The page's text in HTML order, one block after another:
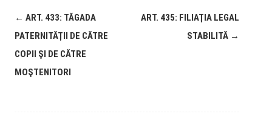
← ART. 433: TĂGADA
PATERNITĂŢII DE CĂTRE
COPII ŞI DE CĂTRE
MOŞTENITORI
ART. 435: FILIAŢIA LEGAL
STABILITĂ →